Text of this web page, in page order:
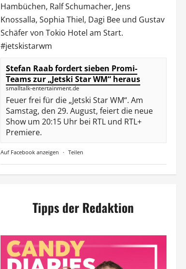
Hambüchen, Ralf Schumacher, Jens
Knossalla, Sophia Thiel, Dagi Beeund Gustav
Schäfer von Tokio Hotel am Start.
#jetskistarwm
Stefan Raab fordert sieben Promi-
Teams zur „Jetski Star WM“ heraus
smalltalk-entertainment.de
Feuer frei für die „Jetski Star WM“. Am
Samstag, den 29. August, feiert die neue
Show um 20:15 Uhr bei RTL und RTL+
Premiere.
Auf Facebook anzeigen · Teilen
Tipps der Redaktion